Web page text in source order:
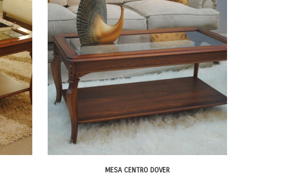
MESA CENTRO DOVER